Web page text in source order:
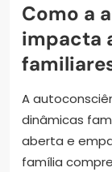
Como a
impacta
A
dinâmicas
aberta e
família